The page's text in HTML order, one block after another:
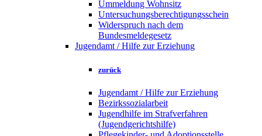
Ummeldung Wohnsitz
Untersuchungsberechtigungsschein
Widerspruch nach dem
Bundesmeldegesetz
Jugendamt / Hilfe zur Erziehung
zurück
Jugendamt / Hilfe zur Erziehung
Bezirkssozialarbeit
Jugendhilfe im Strafverfahren
(Jugendgerichtshilfe)